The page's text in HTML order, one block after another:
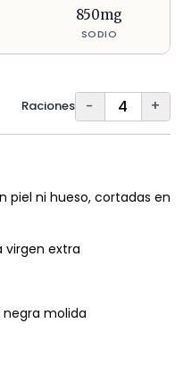
850mg
SODIO
Raciones − +
piel ni hueso, cortadas en
virgen extra
molida